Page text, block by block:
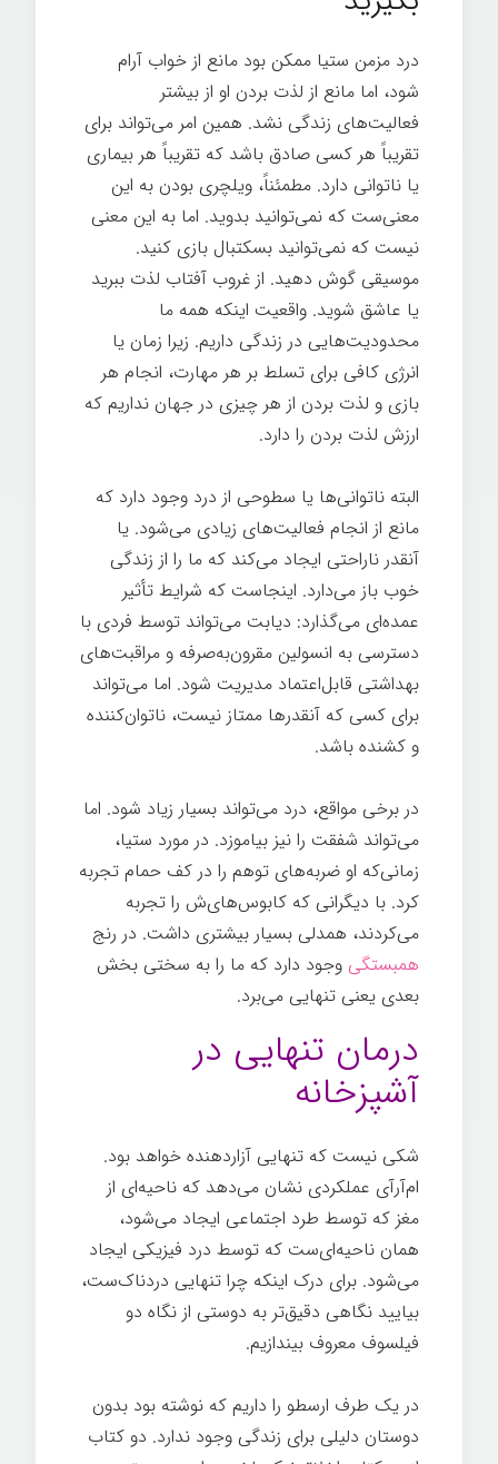
درد مزمن ستیا ممکن بود مانع از خواب آرام
شود، اما مانع از لذت بردن او از بیشتر
فعالیت‌های زندگی نشد. همین امر می‌تواند برای
تقریباً هر کسی صادق باشد که تقریباً هر بیماری
یا ناتوانی دارد. مطمئناً، ویلچری بودن به این
معنی‌ست که نمی‌توانید بدوید. اما به این معنی
نیست که نمی‌توانید بسکتبال بازی کنید.
موسیقی گوش دهید. از غروب آفتاب لذت ببرید
یا عاشق شوید. واقعیت اینکه همه ما
محدودیت‌هایی در زندگی داریم. زیرا زمان یا
انرژی کافی برای تسلط بر هر مهارت، انجام هر
بازی و لذت بردن از هر چیزی در جهان نداریم که
ارزش لذت بردن را دارد.
البته ناتوانی‌ها یا سطوحی از درد وجود دارد که
مانع از انجام فعالیت‌های زیادی می‌شود. یا
آنقدر ناراحتی ایجاد می‌کند که ما را از زندگی
خوب باز می‌دارد. اینجاست که شرایط تأثیر
عمده‌ای می‌گذارد: دیابت می‌تواند توسط فردی با
دسترسی به انسولین مقرون‌به‌صرفه و مراقبت‌های
بهداشتی قابل‌اعتماد مدیریت شود. اما می‌تواند
برای کسی که آنقدرها ممتاز نیست، ناتوان‌کننده
و کشنده باشد.
در برخی مواقع، درد می‌تواند بسیار زیاد شود. اما
می‌تواند شفقت را نیز بیاموزد. در مورد ستیا،
زمانی‌که او ضربه‌های توهم را در کف حمام تجربه
کرد. با دیگرانی که کابوس‌های‌ش را تجربه
می‌کردند، همدلی بسیار بیشتری داشت. در رنج
همبستگی وجود دارد که ما را به سختی بخش
بعدی یعنی تنهایی می‌برد.
درمان تنهایی در
آشپزخانه
شکی نیست که تنهایی آزاردهنده خواهد بود.
ام‌آرآی عملکردی نشان می‌دهد که ناحیه‌ای از
مغز که توسط طرد اجتماعی ایجاد می‌شود،
همان ناحیه‌ای‌ست که توسط درد فیزیکی ایجاد
می‌شود. برای درک اینکه چرا تنهایی دردناک‌ست،
بیایید نگاهی دقیق‌تر به دوستی از نگاه دو
فیلسوف معروف بیندازیم.
در یک طرف ارسطو را داریم که نوشته بود بدون
دوستان دلیلی برای زندگی وجود ندارد. دو کتاب